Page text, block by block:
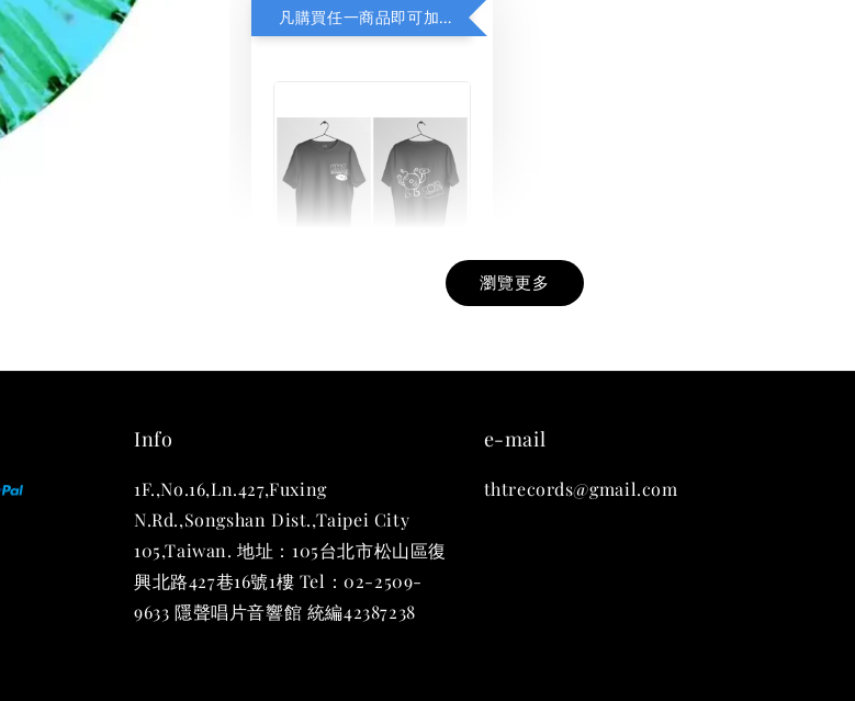
凡購買任一商品即可加購 THT 九週年紀念 T-shirt
THT 九週年紀念 T-
瀏覽更多
Info
1F.,No.16,Ln.427,Fuxing
N.Rd.,Songshan Dist.,Taipei City
105,Taiwan. 地址：105台北市松山區復
興北路427巷16號1樓 Tel：02-2509-
9633 隱聲唱片音響館 統編42387238
e-mail
thtrecords@gmail.com